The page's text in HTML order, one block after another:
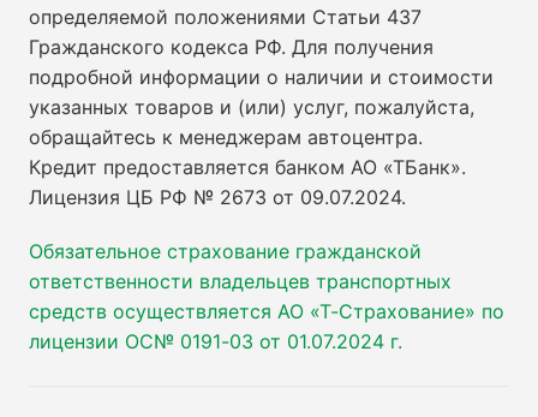
определяемой положениями Статьи 437
Гражданского кодекса РФ. Для получения
подробной информации о наличии и стоимости
указанных товаров и (или) услуг, пожалуйста,
обращайтесь к менеджерам автоцентра.
Кредит предоставляется банком АО «ТБанк».
Лицензия ЦБ РФ № 2673 от 09.07.2024.
Обязательное страхование гражданской
ответственности владельцев транспортных
средств осуществляется АО «Т-Страхование» по
лицензии ОС№ 0191-03 от 01.07.2024 г.